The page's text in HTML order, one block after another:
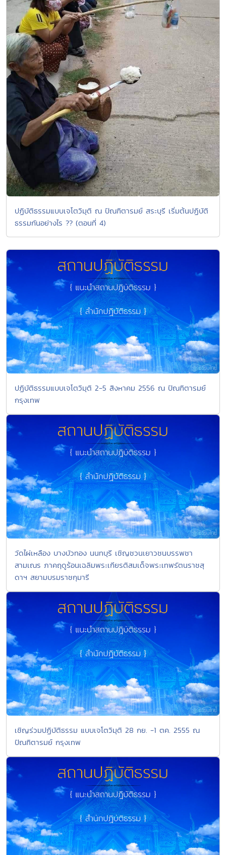
ปฏิบัติธรรมแบบเจโตวิมุติ ณ ปัณฑิตารมย์ สระบุรี เริ่มต้นปฏิบัติ
ธรรมกันอย่างไร ?? (ตอนที่ 4)
ปฏิบัติธรรมแบบเจโตวิมุติ 2-5 สิงหาคม 2556 ณ ปัณฑิตารมย์
กรุงเทพ
วัดไผ่เหลือง บางบัวทอง นนทบุรี เชิญชวนเยาวชนบรรพชา
สามเณร ภาคฤดูร้อนเฉลิมพระเกียรติสมเด็จพระเทพรัตนราชสุ
ดาฯ สยามบรมราชกุมารี
เชิญร่วมปฏิบัติธรรม แบบเจโตวิมุติ 28 กย. -1 ตค. 2555 ณ
ปัณฑิตารมย์ กรุงเทพ